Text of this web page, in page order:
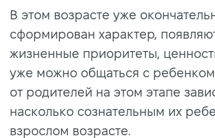
В этом возрасте уже
сформирован характер,
жизненные приоритеты,
уже можно общаться с
от родителей на этом этапе
насколько сознательным их
взрослом возрасте.